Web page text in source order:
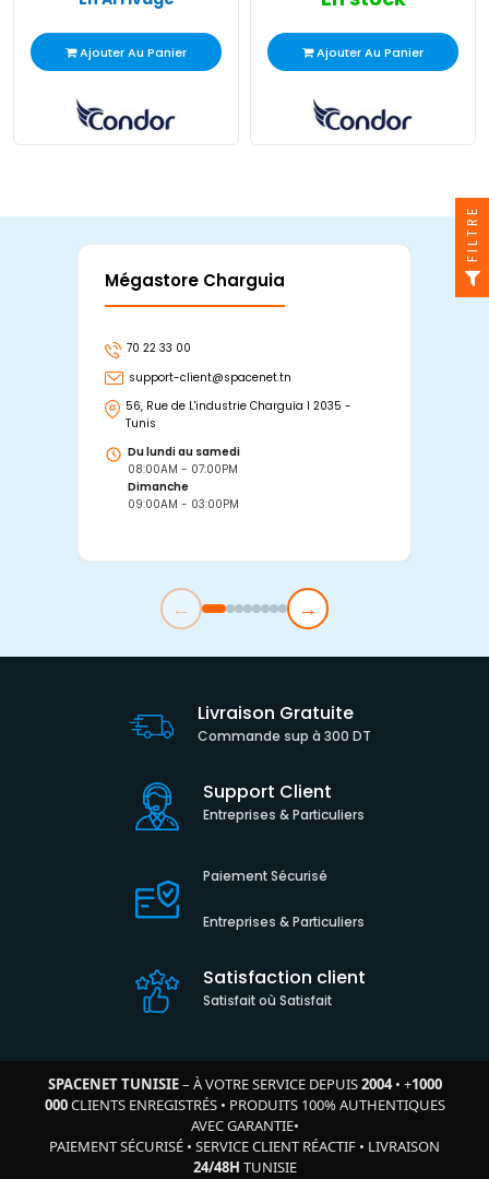
Ajouter Au Panier Ajouter Au Panier
Mégastore Charguia
70 22 33 00
support-client@spacenet.tn
56, Rue de L'industrie Charguia I 2035 -
Tunis
Du lundi au samedi
08:00AM - 07:00PM
Dimanche
09:00AM - 03:00PM
← →
Livraison Gratuite
Commande sup à 300 DT
Support Client
Entreprises & Particuliers
Paiement Sécurisé
Entreprises & Particuliers
Satisfaction client
Satisfait où Satisfait
SPACENET TUNISIE– À VOTRE SERVICE DEPUIS2004• +1000
000CLIENTS ENREGISTRÉS• PRODUITS 100% AUTHENTIQUES
AVEC GARANTIE•
PAIEMENT SÉCURISÉ • SERVICE CLIENT RÉACTIF • LIVRAISON
24/48H TUNISIE
FILTRE